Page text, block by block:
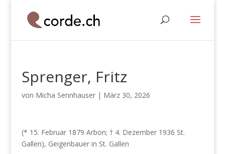
Sprenger, Fritz
von Micha Sennhauser| März 30, 2026
(* 15. Februar 1879 Arbon; † 4. Dezember 1936 St.
Gallen), Geigenbauer in St. Gallen